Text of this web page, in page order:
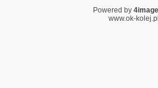
Powered by
www.ok-kolej.pl